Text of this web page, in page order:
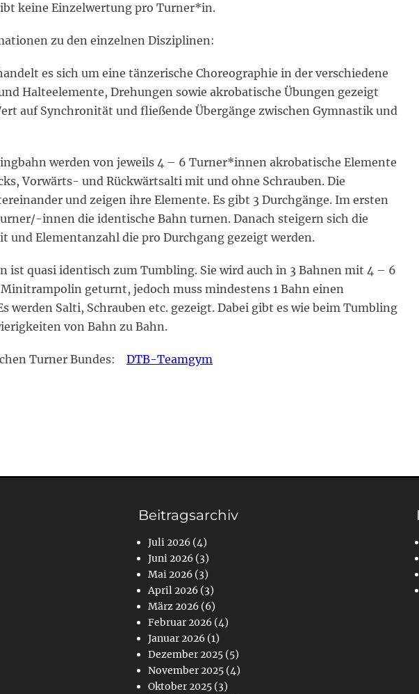
keine Einzelwertung pro Turner*in.
zu den einzelnen Disziplinen:
es sich um eine tänzerische Choreographie in der verschiedene
Halteelemente, Drehungen sowie akrobatische Übungen gezeigt
auf Synchronität und fließende Übergänge zwischen Gymnastik und
werden von jeweils 4 – 6 Turner*innen akrobatische Elemente
Vorwärts- und Rückwärtsalti mit und ohne Schrauben. Die
und zeigen ihre Elemente. Es gibt 3 Durchgänge. Im ersten
innen die identische Bahn turnen. Danach steigern sich die
und Elementanzahl die pro Durchgang gezeigt werden.
ist quasi identisch zum Tumbling. Sie wird auch in 3 Bahnen mit 4 – 6
geturnt, jedoch muss mindestens 1 Bahn einen
werden Salti, Schrauben etc. gezeigt. Dabei gibt es wie beim Tumbling
von Bahn zu Bahn.
Turner Bundes: DTB-Teamgym
Beitragsarchiv
Juli 2026(4)
Juni 2026(3)
Mai 2026(3)
April 2026(3)
März 2026(6)
Februar 2026(4)
Januar 2026(1)
Dezember 2025(5)
November 2025(4)
Oktober 2025(3)